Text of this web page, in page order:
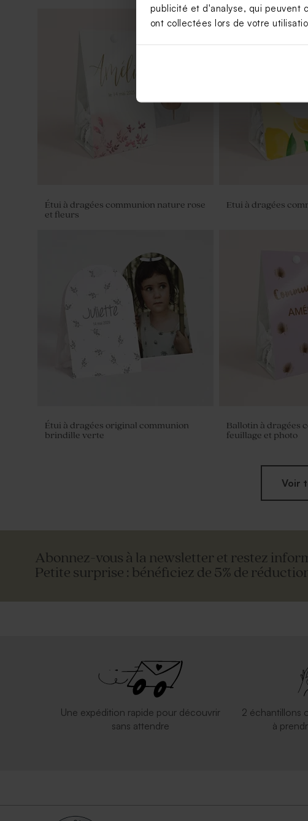
publicité et d'analyse, qui peuvent
ont collectées lors de votre
Étui à dragées communion nature rose
et fleurs
Etui à dragées
Étui à dragées original communion
brindille verte
Ballotin à dragées
feuillage et photo
Voir
Abonnez-vous à la newsletter et restez
Petite surprise : bénéficiez de 5% de
Une expédition rapide pour découvrir
sans attendre
2 échantillons
à